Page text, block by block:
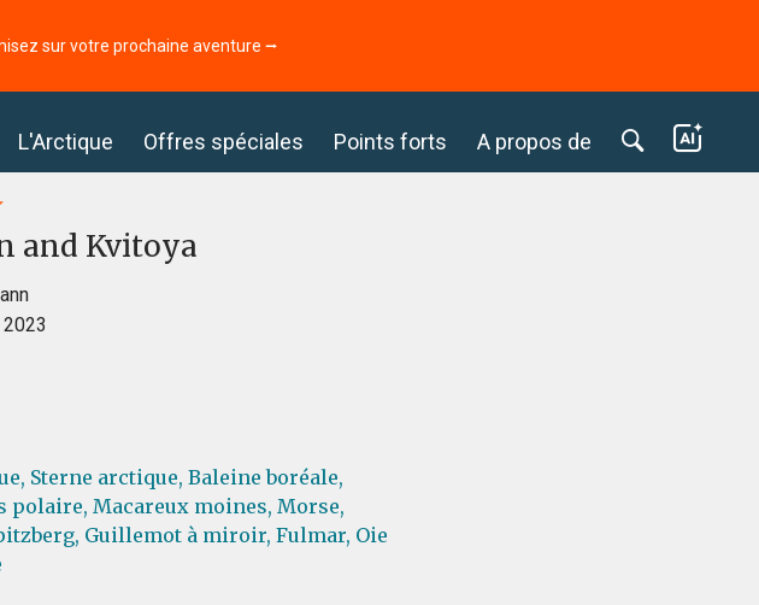
sur votre prochaine aventure ⭢
L'Arctique Offres spéciales Points forts A propos de
and Kvitoya
Sterne arctique, Baleine boréale,
polaire, Macareux moines, Morse,
Guillemot à miroir, Fulmar, Oie